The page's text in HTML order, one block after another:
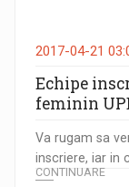
2017-04-21
Echipe
feminin
Va rugam sa
inscriere, iar in
CONTINUARE